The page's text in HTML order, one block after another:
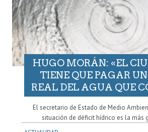
HUGO MORÁN: «EL
TIENE QUE PAGAR
REAL DEL AGUA QUE
El secretario de Estado de Medio
situación de déficit hídrico es la más